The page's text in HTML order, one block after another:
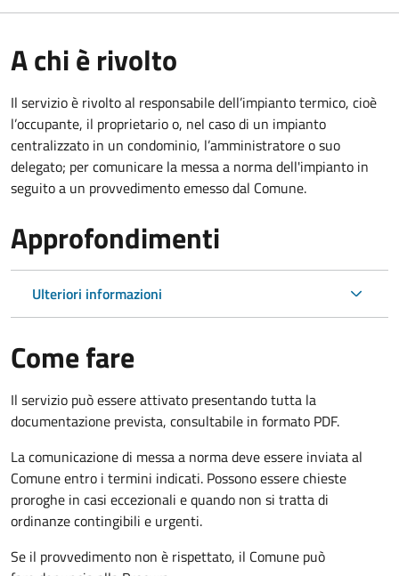
A chi è rivolto
Il servizio è rivolto al responsabile dell’impianto termico, cioè
l’occupante, il proprietario o, nel caso di un impianto
centralizzato in un condominio, l’amministratore o suo
delegato; per comunicare la messa a norma dell'impianto in
seguito a un provvedimento emesso dal Comune.
Approfondimenti
Ulteriori informazioni
Come fare
Il servizio può essere attivato presentando tutta la
documentazione prevista, consultabile in formato PDF.
La comunicazione di messa a norma deve essere inviata al
Comune entro i termini indicati. Possono essere chieste
proroghe in casi eccezionali e quando non si tratta di
ordinanze contingibili e urgenti.
Se il provvedimento non è rispettato, il Comune può